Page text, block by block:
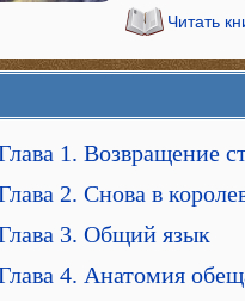
Читать
1. Возвращение
2. Снова в
3. Общий язык
4. Анатомия